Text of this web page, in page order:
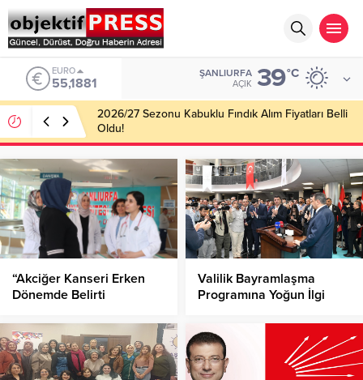
ALTIN
6.660,55
ŞANLIURFA
AÇIK 39°C
2026/27 Sezonu Kabuklu Fındık Alım Fiyatları Belli
Oldu!
“Akciğer Kanseri Erken
Dönemde Belirti
Valilik Bayramlaşma
Programına Yoğun İlgi